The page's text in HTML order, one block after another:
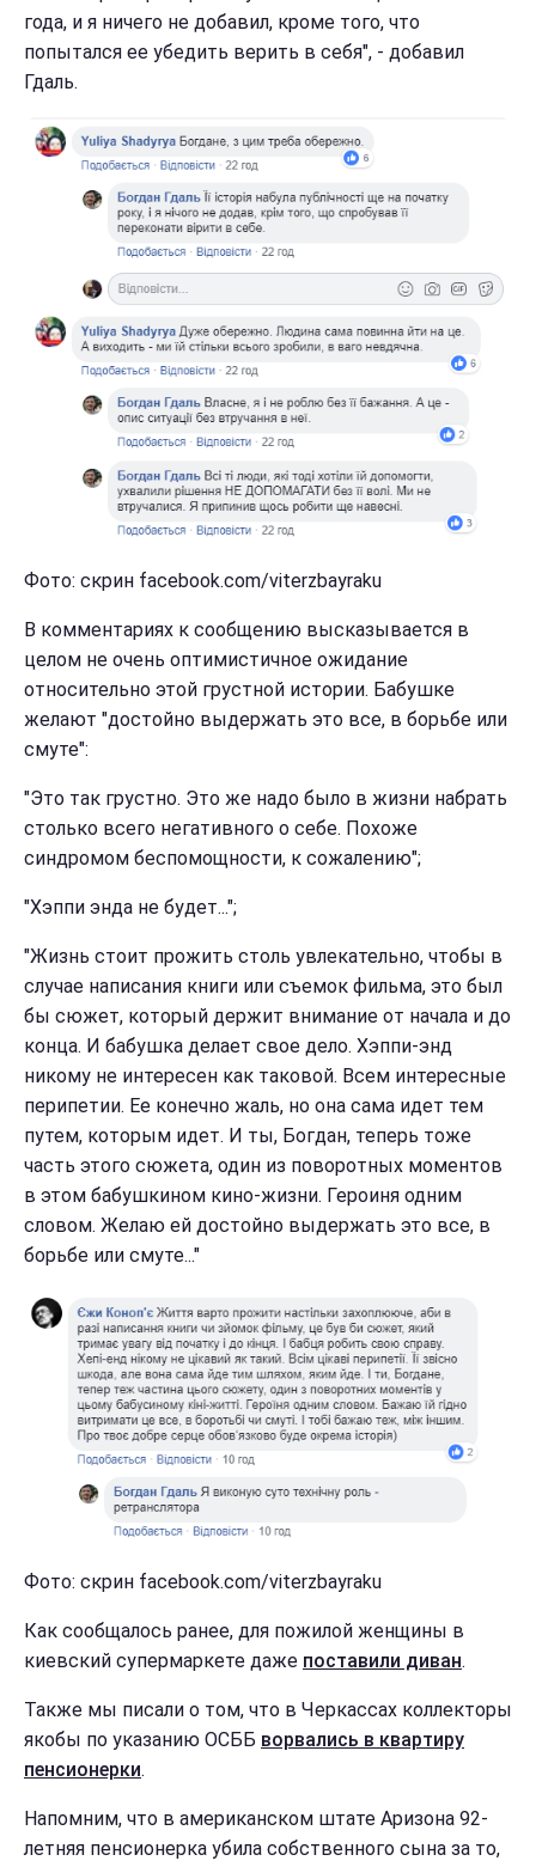
года, и я ничего не добавил, кроме того, что
попытался ее убедить верить в себя", - добавил
Гдаль.
Фото: скрин facebook.com/viterzbayraku
В комментариях к сообщению высказывается в
целом не очень оптимистичное ожидание
относительно этой грустной истории. Бабушке
желают "достойно выдержать это все, в борьбе или
смуте":
"Это так грустно. Это же надо было в жизни набрать
столько всего негативного о себе. Похоже
синдромом беспомощности, к сожалению";
"Хэппи энда не будет...";
"Жизнь стоит прожить столь увлекательно, чтобы в
случае написания книги или съемок фильма, это был
бы сюжет, который держит внимание от начала и до
конца. И бабушка делает свое дело. Хэппи-энд
никому не интересен как таковой. Всем интересные
перипетии. Ее конечно жаль, но она сама идет тем
путем, которым идет. И ты, Богдан, теперь тоже
часть этого сюжета, один из поворотных моментов
в этом бабушкином кино-жизни. Героиня одним
словом. Желаю ей достойно выдержать это все, в
борьбе или смуте..."
Фото: скрин facebook.com/viterzbayraku
Как сообщалось ранее, для пожилой женщины в
киевский супермаркете даже поставили диван.
Также мы писали о том, что в Черкассах коллекторы
якобы по указанию ОСББ ворвались в квартиру
пенсионерки.
Напомним, что в американском штате Аризона 92-
летняя пенсионерка убила собственного сына за то,